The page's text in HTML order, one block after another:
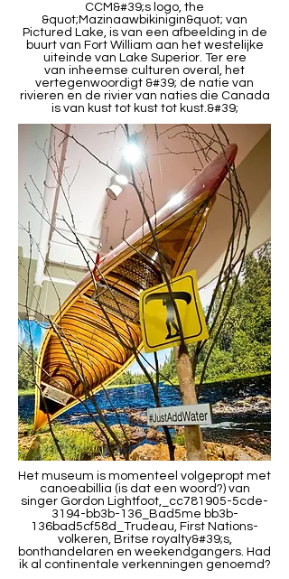
CCM&#39;s logo, the
&quot;Mazinaawbikinigin&quot; van
Pictured Lake, is van een afbeelding in de
buurt van Fort William aan het westelijke
uiteinde van Lake Superior. Ter ere
van inheemse culturen overal, het
vertegenwoordigt &#39; de natie van
rivieren en de rivier van naties die Canada
is van kust tot kust tot kust.&#39;
Het museum is momenteel volgepropt met
canoeabillia (is dat een woord?) van
singer Gordon Lightfoot,_cc781905-5cde-
3194-bb3b-136_Bad5me bb3b-
136bad5cf58d_Trudeau, First Nations-
volkeren, Britse royalty&#39;s,
bonthandelaren en weekendgangers. Had
ik al continentale verkenningen genoemd?